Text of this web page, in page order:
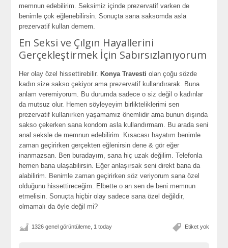
memnun edebilirim. Seksimiz içinde prezervatif varken de
benimle çok eğlenebilirsin. Sonuçta sana saksomda asla
prezervatif kullan demem.
En Seksi ve Çılgın Hayallerini
Gerçekleştirmek İçin Sabırsızlanıyorum
Her olay özel hissettirebilir. Konya Travesti olan çoğu sözde
kadın size sakso çekiyor ama prezervatif kullandırarak. Buna
anlam veremiyorum. Bu durumda sadece o siz değil o kadınlar
da mutsuz olur. Hemen söyleyeyim birlikteliklerimi sen
prezervatif kullanırken yaşamamız önemlidir ama bunun dışında
sakso çekerken sana kondom asla kullandırmam. Bu arada seni
anal seksle de memnun edebilirim. Kısacası hayatım benimle
zaman geçirirken gerçekten eğlenirsin dene & gör eğer
inanmazsan. Ben buradayım, sana hiç uzak değilim. Telefonla
hemen bana ulaşabilirsin. Eğer anlaşırsak seni direkt bana da
alabilirim. Benimle zaman geçirirken söz veriyorum sana özel
olduğunu hissettireceğim. Elbette o an sen de beni memnun
etmelisin. Sonuçta hiçbir olay sadece sana özel değildir,
olmamalı da öyle değil mi?
Etiket yok
1326 genel görüntüleme, 1 today